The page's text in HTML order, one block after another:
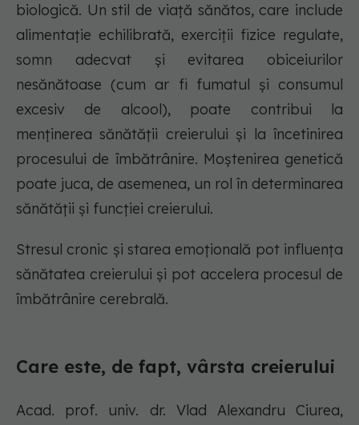
biologică. Un stil de viață sănătos, care include
alimentație echilibrată, exerciții fizice regulate,
somn adecvat și evitarea obiceiurilor
nesănătoase (cum ar fi fumatul și consumul
excesiv de alcool), poate contribui la
menținerea sănătății creierului și la încetinirea
procesului de îmbătrânire. Moștenirea genetică
poate juca, de asemenea, un rol în determinarea
sănătății și funcției creierului.
Stresul cronic și starea emoțională pot influența
sănătatea creierului și pot accelera procesul de
îmbătrânire cerebrală.
Care este, de fapt, vârsta creierului
Acad. prof. univ. dr. Vlad Alexandru Ciurea,